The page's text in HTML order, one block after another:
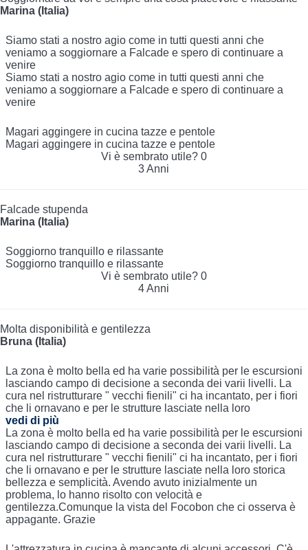
Marina (Italia)
Siamo stati a nostro agio come in tutti questi anni che
veniamo a soggiornare a Falcade e spero di continuare a
venire
Siamo stati a nostro agio come in tutti questi anni che
veniamo a soggiornare a Falcade e spero di continuare a
venire
Magari aggingere in cucina tazze e pentole
Magari aggingere in cucina tazze e pentole
Vi è sembrato utile? 0
3 Anni
Falcade stupenda
Marina (Italia)
Soggiorno tranquillo e rilassante
Soggiorno tranquillo e rilassante
Vi è sembrato utile? 0
4 Anni
Molta disponibilità e gentilezza
Bruna (Italia)
La zona è molto bella ed ha varie possibilità per le escursioni
lasciando campo di decisione a seconda dei varii livelli. La
cura nel ristrutturare " vecchi fienili" ci ha incantato, per i fiori
che li ornavano e per le strutture lasciate nella loro
vedi di più
La zona è molto bella ed ha varie possibilità per le escursioni
lasciando campo di decisione a seconda dei varii livelli. La
cura nel ristrutturare " vecchi fienili" ci ha incantato, per i fiori
che li ornavano e per le strutture lasciate nella loro storica
bellezza e semplicità. Avendo avuto inizialmente un
problema, lo hanno risolto con velocità e
gentilezza.Comunque la vista del Focobon che ci osserva è
appagante. Grazie